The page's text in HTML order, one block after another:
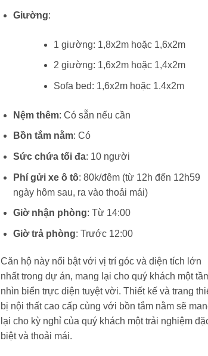
Giường:
1 giường: 1,8x2m hoặc 1,6x2m
2 giường: 1,6x2m hoặc 1,4x2m
Sofa bed: 1,6x2m hoặc 1.4x2m
Nệm thêm: Có sẵn nếu cần
Bồn tắm nằm: Có
Sức chứa tối đa: 10 người
Phí gửi xe ô tô: 80k/đêm (từ 12h đến 12h59
ngày hôm sau, ra vào thoải mái)
Giờ nhận phòng: Từ 14:00
Giờ trả phòng: Trước 12:00
Căn hộ này nổi bật với vị trí góc và diện tích lớn
nhất trong dự án, mang lại cho quý khách một
nhìn biển trực diện tuyệt vời. Thiết kế và trang
bị nội thất cao cấp cùng với bồn tắm nằm sẽ
lại cho kỳ nghỉ của quý khách một trải nghiệm
biệt và thoải mái.